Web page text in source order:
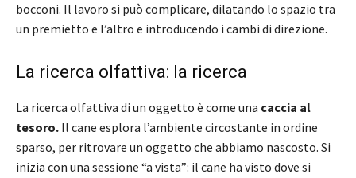
bocconi. Il lavoro si può complicare, dilatando lo spazio tra
un premietto e l’altro e introducendo i cambi di direzione.
La ricerca olfattiva: la ricerca
La ricerca olfattiva di un oggetto è come una caccia al
tesoro. Il cane esplora l’ambiente circostante in ordine
sparso, per ritrovare un oggetto che abbiamo nascosto. Si
inizia con una sessione “a vista”: il cane ha visto dove si